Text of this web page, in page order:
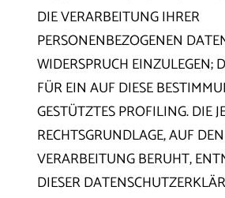
DIE VERARBEITUNG IHRER
PERSONENBEZOGENEN
WIDERSPRUCH EINZULEGEN;
FÜR EIN AUF DIESE
GESTÜTZTES PROFILING. DIE
RECHTSGRUNDLAGE, AUF
VERARBEITUNG BERUHT,
DIESER